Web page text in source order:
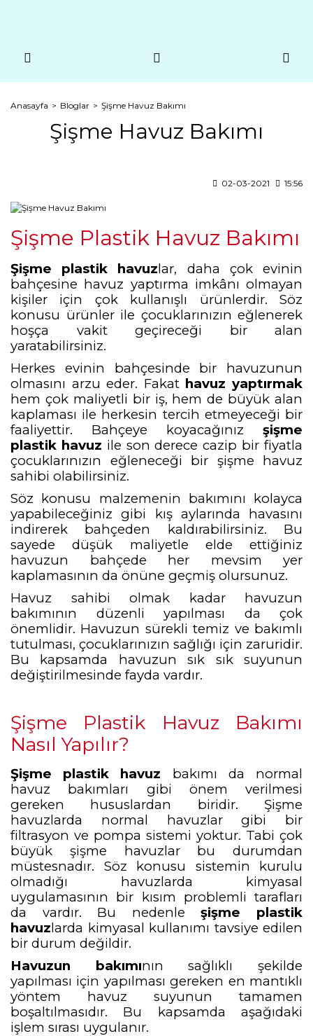
Anasayfa Bloglar Şişme Havuz Bakımı
Şişme Havuz Bakımı
02-03-2021 15:56
Şişme Plastik Havuz Bakımı
Şişme plastik havuzlar, daha çok evinin
bahçesine havuz yaptırma imkânı olmayan
kişiler için çok kullanışlı ürünlerdir. Söz
konusu ürünler ile çocuklarınızın eğlenerek
hoşça vakit geçireceği bir alan
yaratabilirsiniz.
Herkes evinin bahçesinde bir havuzunun
olmasını arzu eder. Fakat havuz yaptırmak
hem çok maliyetli bir iş, hem de büyük alan
kaplaması ile herkesin tercih etmeyeceği bir
faaliyettir. Bahçeye koyacağınız şişme
plastik havuz ile son derece cazip bir fiyatla
çocuklarınızın eğleneceği bir şişme havuz
sahibi olabilirsiniz.
Söz konusu malzemenin bakımını kolayca
yapabileceğiniz gibi kış aylarında havasını
indirerek bahçeden kaldırabilirsiniz. Bu
sayede düşük maliyetle elde ettiğiniz
havuzun bahçede her mevsim yer
kaplamasının da önüne geçmiş olursunuz.
Havuz sahibi olmak kadar havuzun
bakımının düzenli yapılması da çok
önemlidir. Havuzun sürekli temiz ve bakımlı
tutulması, çocuklarınızın sağlığı için zaruridir.
Bu kapsamda havuzun sık sık suyunun
değiştirilmesinde fayda vardır.
Şişme Plastik Havuz Bakımı
Nasıl Yapılır?
Şişme plastik havuz bakımı da normal
havuz bakımları gibi önem verilmesi
gereken hususlardan biridir. Şişme
havuzlarda normal havuzlar gibi bir
filtrasyon ve pompa sistemi yoktur. Tabi çok
büyük şişme havuzlar bu durumdan
müstesnadır. Söz konusu sistemin kurulu
olmadığı havuzlarda kimyasal
uygulamasının bir kısım problemli tarafları
da vardır. Bu nedenleşişme plastik
havuzlarda kimyasal kullanımı tavsiye edilen
bir durum değildir.
Havuzun bakımının sağlıklı şekilde
yapılması için yapılması gereken en mantıklı
yöntem havuz suyunun tamamen
boşaltılmasıdır. Bu kapsamda aşağıdaki
işlem sırası uygulanır.